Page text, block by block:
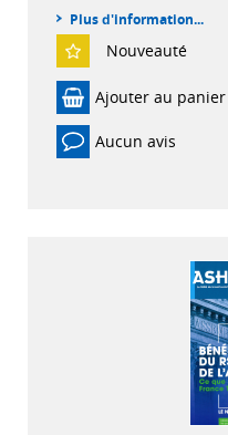
Plus d'information...
Nouveauté
Ajouter au panier
Aucun avis